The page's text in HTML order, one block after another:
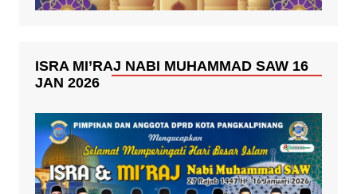
ISRA MI’RAJ NABI MUHAMMAD SAW 16
JAN 2026